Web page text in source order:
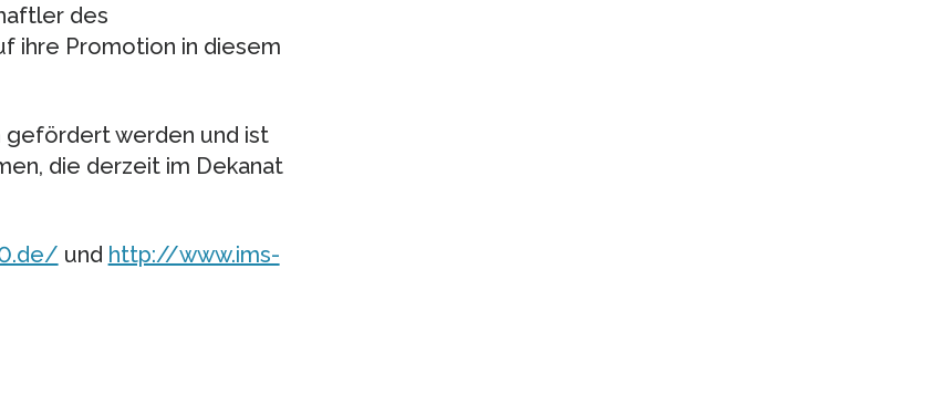
des
ihre Promotion in diesem
gefördert werden und ist
die derzeit im Dekanat
und http://www.ims-